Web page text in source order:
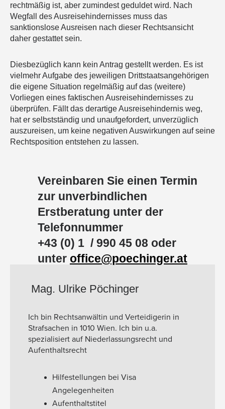
Mag. Ulrike Pöchinger
Ich bin Rechtsanwältin und Verteidigerin in
Strafsachen in 1010 Wien. Ich bin u.a.
spezialisiert auf Niederlassungsrecht und
Aufenthaltsrecht
Hilfestellungen bei Visa
Angelegenheiten
Aufenthaltstitel
rechtmäßig ist, aber zumindest geduldet wird. Nach
Wegfall des Ausreisehindernisses muss das
sanktionslose Ausreisen nach dieser Rechtsansicht
daher gestattet sein.
Diesbezüglich kann kein Antrag gestellt werden. Es ist
vielmehr Aufgabe des jeweiligen Drittstaatsangehörigen
die eigene Situation regelmäßig auf das (weitere)
Vorliegen eines faktischen Ausreisehindernisses zu
überprüfen. Fällt das derartige Ausreisehindernis weg,
hat er selbstständig und unaufgefordert, unverzüglich
auszureisen, um keine negativen Auswirkungen auf seine
Rechtsposition entstehen zu lassen.
Vereinbaren Sie einen Termin
zur unverbindlichen
Erstberatung unter der
Telefonnummer
+43 (0) 1 / 990 45 08 oder
unter office@poechinger.at